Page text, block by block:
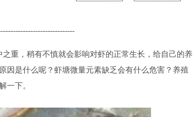
重，稍有不慎就会影响对虾的正常生长，给自己的养
因是什么呢？虾塘微量元素缺乏会有什么危害？养殖
一下。